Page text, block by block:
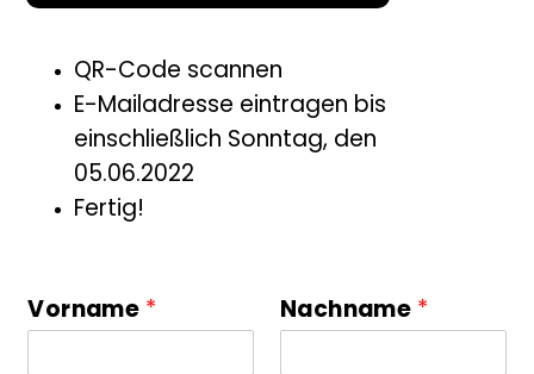
QR-Code scannen
E-Mailadresse eintragen bis
einschließlich Sonntag, den
05.06.2022
Fertig!
Vorname * Nachname *